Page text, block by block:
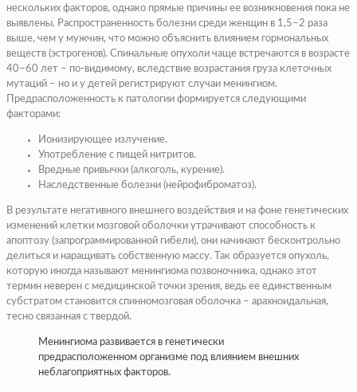
нескольких факторов, однако прямые причины ее возникновения пока не
выявлены. Распространенность болезни среди женщин в 1,5–2 раза
выше, чем у мужчин, что можно объяснить влиянием гормональных
веществ (эстрогенов). Спинальные опухоли чаще встречаются в возрасте
40–60 лет – по-видимому, вследствие возрастания груза клеточных
мутаций – но и у детей регистрируют случаи менингиом.
Предрасположенность к патологии формируется следующими
факторами:
Ионизирующее излучение.
Употребление с пищей нитритов.
Вредные привычки (алкоголь, курение).
Наследственные болезни (нейрофиброматоз).
В результате негативного внешнего воздействия и на фоне генетических
изменений клетки мозговой оболочки утрачивают способность к
апоптозу (запрограммированной гибели), они начинают бесконтрольно
делиться и наращивать собственную массу. Так образуется опухоль,
которую иногда называют менингиома позвоночника, однако этот
термин неверен с медицинской точки зрения, ведь ее единственным
субстратом становится спинномозговая оболочка – арахноидальная,
тесно связанная с твердой.
Менингиома развивается в генетически
предрасположенном организме под влиянием внешних
неблагоприятных факторов.